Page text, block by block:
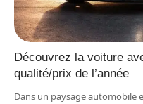
Découvrez la voiture
qualité/prix de l’année
Dans un paysage automobile